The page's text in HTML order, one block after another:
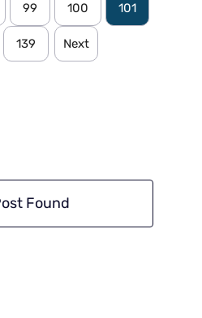
99 100 101
139 Next
Found